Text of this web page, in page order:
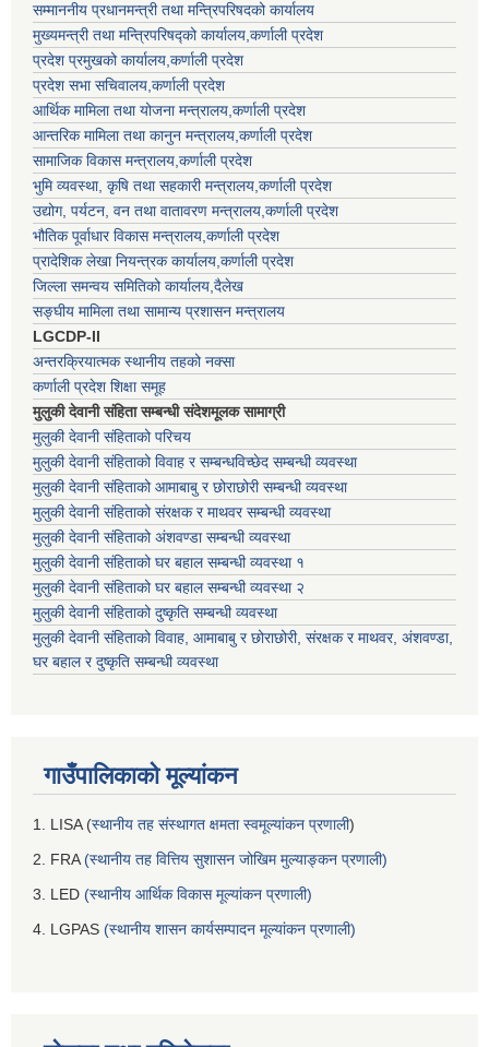
सम्माननीय प्रधानमन्त्री तथा मन्त्रिपरिषद‌को कार्यालय
मुख्यमन्त्री तथा मन्त्रिपरिषद्को कार्यालय,कर्णाली प्रदेश
प्रदेश प्रमुखको कार्यालय,कर्णाली प्रदेश
प्रदेश सभा सचिवालय,कर्णाली प्रदेश
आर्थिक मामिला तथा योजना मन्त्रालय,कर्णाली प्रदेश
आन्तरिक मामिला तथा कानुन मन्त्रालय,कर्णाली प्रदेश
सामाजिक विकास मन्त्रालय,कर्णाली प्रदेश
भुमि व्यवस्था, कृषि तथा सहकारी मन्त्रालय,कर्णाली प्रदेश
उद्योग, पर्यटन, वन तथा वातावरण मन्त्रालय,कर्णाली प्रदेश
भौतिक पूर्वाधार विकास मन्त्रालय,कर्णाली प्रदेश
प्रादेशिक लेखा नियन्त्रक कार्यालय,कर्णाली प्रदेश
जिल्ला समन्वय समितिको कार्यालय,दैलेख
सङ्घीय मामिला तथा सामान्य प्रशासन मन्त्रालय
LGCDP-II
अन्तरक्रियात्मक स्थानीय तहको नक्सा
कर्णाली प्रदेश शिक्षा समूह
मुलुकी देवानी संहिता सम्बन्धी संदेशमूलक सामाग्री
मुलुकी देवानी संहिताको परिचय
मुलुकी देवानी संहिताको विवाह र सम्बन्धविच्छेद सम्बन्धी व्यवस्था
मुलुकी देवानी संहिताको आमाबाबु र छोराछोरी सम्बन्धी व्यवस्था
मुलुकी देवानी संहिताको संरक्षक र माथवर सम्बन्धी व्यवस्था
मुलुकी देवानी संहिताको अंशवण्डा सम्बन्धी व्यवस्था
मुलुकी देवानी संहिताको घर बहाल सम्बन्धी व्यवस्था १
मुलुकी देवानी संहिताको घर बहाल सम्बन्धी व्यवस्था २
मुलुकी देवानी संहिताको दुष्कृति सम्बन्धी व्यवस्था
मुलुकी देवानी संहिताको विवाह, आमाबाबु र छोराछोरी, संरक्षक र माथवर, अंशवण्डा,
घर बहाल र दुष्कृति सम्बन्धी व्यवस्था
गाउँपालिकाको मूल्यांकन
1. LISA (स्थानीय तह संस्थागत क्षमता स्वमूल्यांकन प्रणाली)
2. FRA(स्थानीय तह वित्तिय सुशासन जोखिम मुल्याङ्कन प्रणाली)
3. LED (स्थानीय आर्थिक विकास मूल्यांकन प्रणाली)
4. LGPAS (स्थानीय शासन कार्यसम्पादन मूल्यांकन प्रणाली)